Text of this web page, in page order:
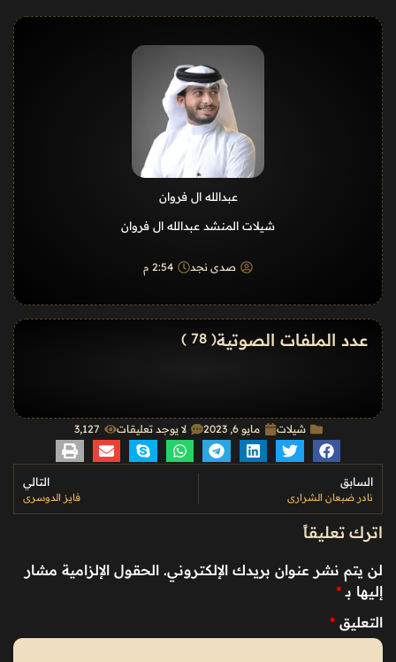
عبدالله ال فروان
شيلات المنشد عبدالله ال فروان
صدى نجد 2:54 م
عدد الملفات الصوتية( 78 )
شيلات مايو 6, 2023 لا يوجد تعليقات 3٬127
السابق
نادر ضبعان الشراري
التالي
فايز الدوسري
اترك تعليقاً
لن يتم نشر عنوان بريدك الإلكتروني. الحقول الإلزامية مشار
إليها بـ *
التعليق *